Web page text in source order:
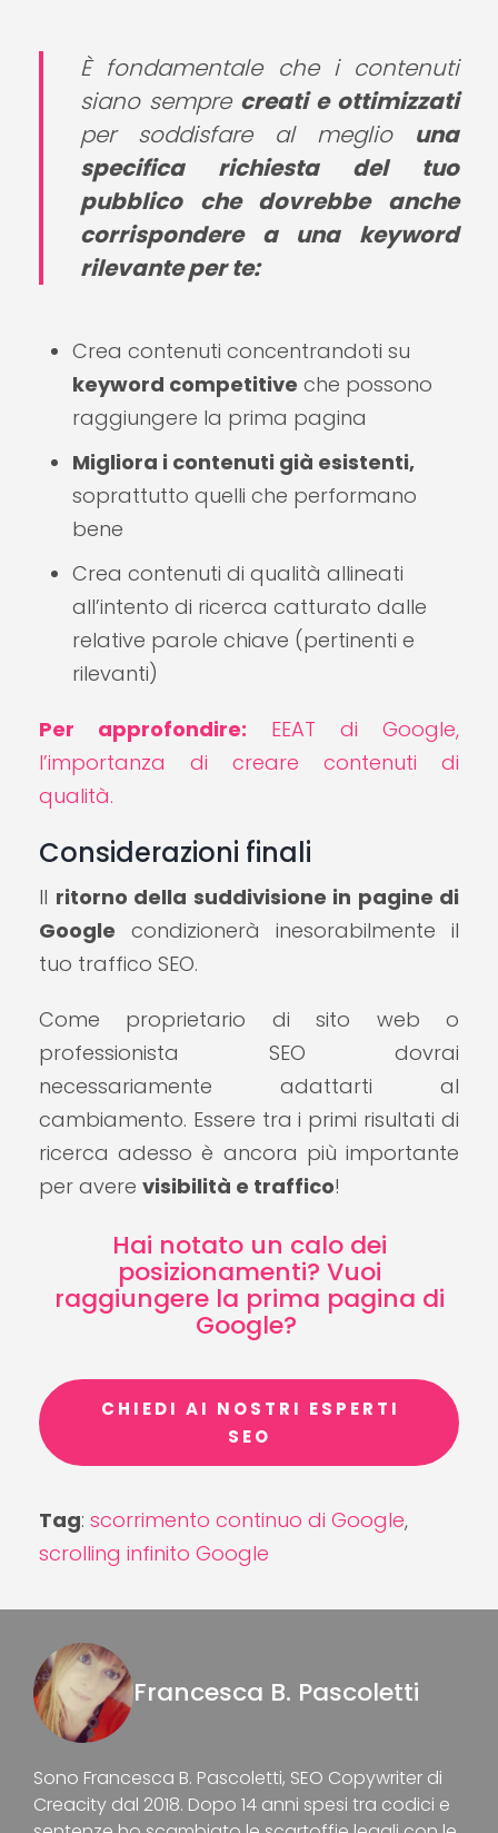
È fondamentale che i contenuti
siano sempre creati e ottimizzati
per soddisfare al meglio una
specifica richiesta del tuo
pubblico che dovrebbe anche
corrispondere a una keyword
rilevante per te:
Crea contenuti concentrandoti su
keyword competitive che possono
raggiungere la prima pagina
Migliora i contenuti già esistenti,
soprattutto quelli che performano
bene
Crea contenuti di qualità allineati
all’intento di ricerca catturato dalle
relative parole chiave (pertinenti e
rilevanti)
Per approfondire:
EEAT di Google,
l’importanza di creare contenuti di
qualità.
Considerazioni finali
Il ritorno della suddivisione in pagine di
Google condizionerà inesorabilmente il
tuo traffico SEO.
Come proprietario di sito web o
professionista SEO dovrai
necessariamente adattarti al
cambiamento. Essere tra i primi risultati di
ricerca adesso è ancora più importante
per avere visibilità e traffico!
Hai notato un calo dei
posizionamenti? Vuoi
raggiungere la prima pagina di
Google?
CHIEDI AI NOSTRI ESPERTI
SEO
Tag: scorrimento continuo di Google,
scrolling infinito Google
Francesca B. Pascoletti
Sono Francesca B. Pascoletti, SEO Copywriter di
Creacity dal 2018. Dopo 14 anni spesi tra codici e